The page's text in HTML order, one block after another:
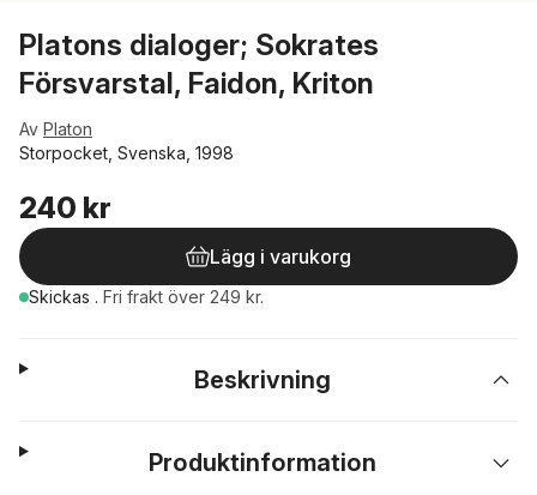
Platons dialoger; Sokrates
Försvarstal, Faidon, Kriton
Av Platon
Storpocket, Svenska, 1998
240 kr
Lägg i varukorg
Skickas . Fri frakt över 249 kr.
Beskrivning
Produktinformation